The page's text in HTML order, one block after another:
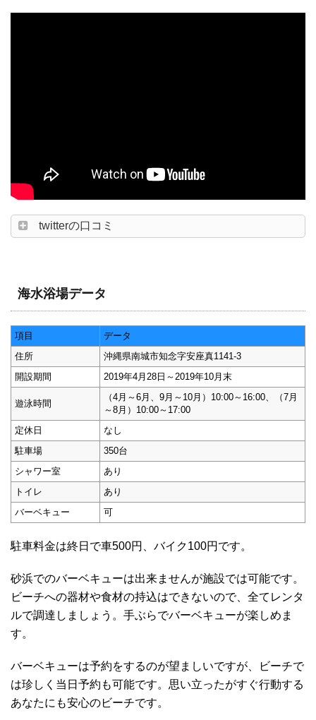
twitterの口コミ
海水浴場データ
項目
データ
住所
沖縄県南城市知念字安座真1141-3
開設期間
2019年4月28日～2019年10月末
遊泳時間
（4月～6月、9月～10月）10:00～16:00、（7月
～8月）10:00～17:00
定休日
なし
駐車場
350台
シャワー室
あり
トイレ
あり
バーベキュー
可
駐車料金は終日で車500円、バイク100円です。
砂浜でのバーベキューは出来ませんが施設では可能です。
ビーチへの器材や食材の持込はできないので、全てレンタ
ルで調達しましょう。手ぶらでバーベキューが楽しめま
す。
バーベキューは予約をするのが望ましいですが、ビーチで
は珍しく当日予約も可能です。思い立ったがすぐ行動する
あなたにも安心のビーチです。